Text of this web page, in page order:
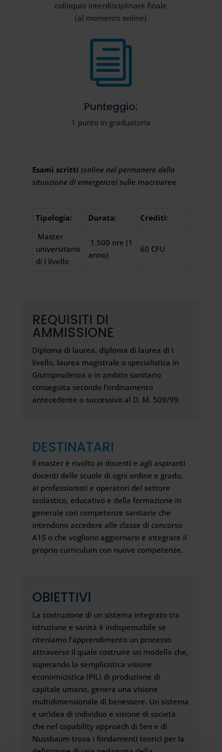
colloquio interdisciplinare finale
(al momento online)
i
Punteggio:
1 punto in graduatoria
Esami scritti (online nel permanere della
situazione di emergenza)sulle macroaree
Tipologia: Durata: Crediti:
Master
universitario
di I livello
1.500 ore (1
anno)
60 CFU
REQUISITI DI
AMMISSIONE
Diploma di laurea, diploma di laurea di I
livello, laurea magistrale o specialistica in
Giurisprudenza o in ambito sanitario
conseguita secondo l’ordinamento
antecedente o successivo al D. M. 509/99.
DESTINATARI
Il master è rivolto ai docenti e agli aspiranti
docenti delle scuole di ogni ordine e grado,
ai professionisti e operatori del settore
scolastico, educativo e della formazione in
generale con competenze sanitarie che
intendono accedere alle classe di concorso
A15 o che vogliono aggiornarsi e integrare il
proprio curriculum con nuove competenze.
OBIETTIVI
La costruzione di un sistema integrato tra
istruzione e sanità è indispensabile se
riteniamo l’apprendimento un processo
attraverso il quale costruire un modello che,
superando la semplicistica visione
economicistica (PIL) di produzione di
capitale umano, genera una visione
multidimensionale di benessere. Un sistema
e un’idea di individuo e visione di società
che nel capability approach di Sen e di
Nussbaum trova i fondamenti teorici per la